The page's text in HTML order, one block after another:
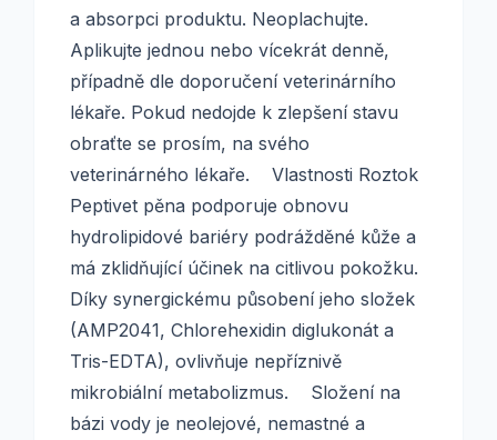
a absorpci produktu. Neoplachujte.
Aplikujte jednou nebo vícekrát denně,
případně dle doporučení veterinárního
lékaře. Pokud nedojde k zlepšení stavu
obraťte se prosím, na svého
veterinárného lékaře. Vlastnosti Roztok
Peptivet pěna podporuje obnovu
hydrolipidové bariéry podrážděné kůže a
má zklidňující účinek na citlivou pokožku.
Díky synergickému působení jeho složek
(AMP2041, Chlorehexidin diglukonát a
Tris-EDTA), ovlivňuje nepříznivě
mikrobiální metabolizmus. Složení na
bázi vody je neolejové, nemastné a